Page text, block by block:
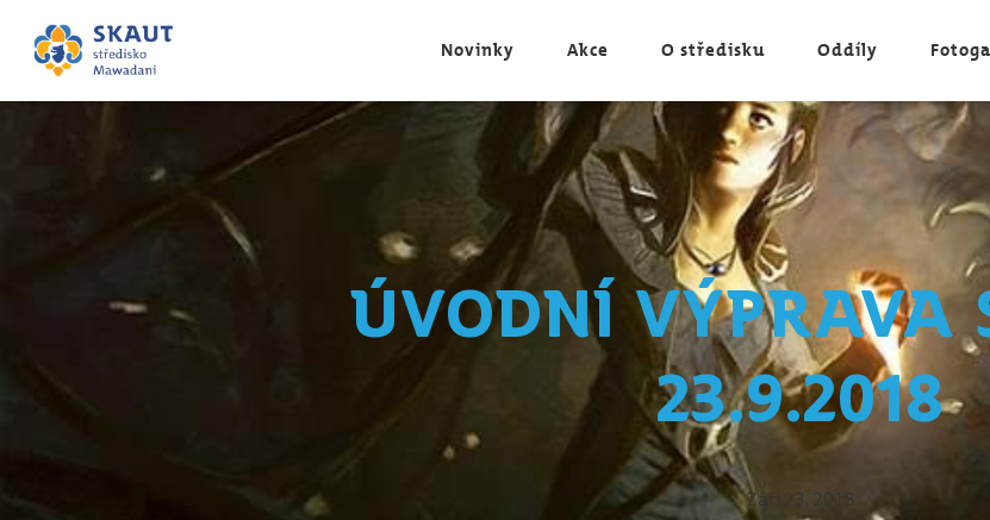
Novinky Akce O středisku Oddíly
Úvodní výprava
23.9.2018
Září 23, 2018